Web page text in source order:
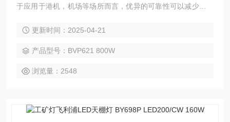
于应用于港机，机场等场所而言，优异的可靠性可以减少客户
的设计，减少灯具早期失效的现象的产生
更新时间：2025-04-21
产品型号：BVP621 800W
浏览量：2548